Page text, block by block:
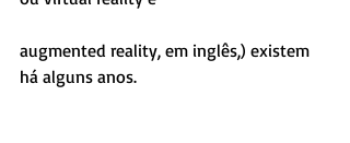
augmented reality, em inglês,) existem
há alguns anos.